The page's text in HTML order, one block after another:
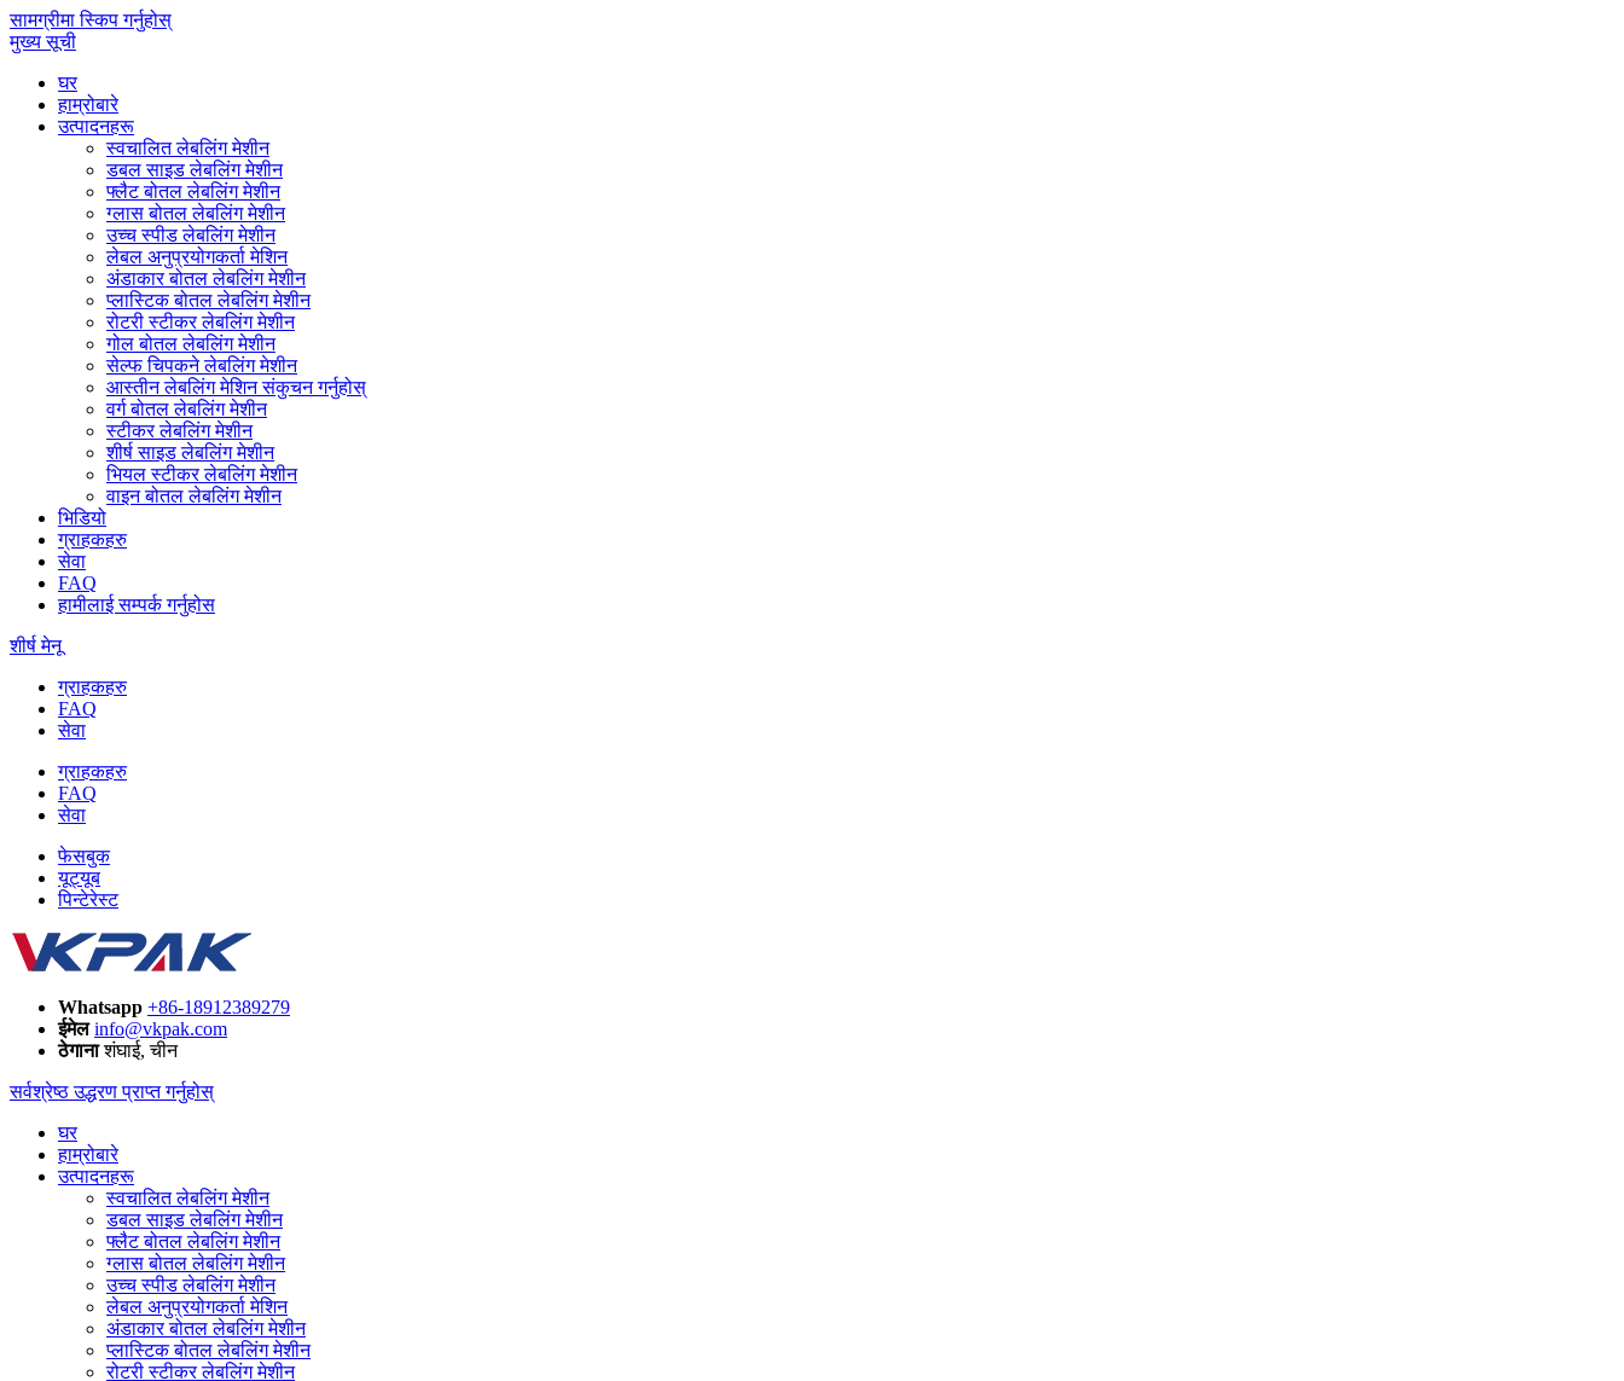
सामग्रीमा स्किप गर्नुहोस्
मुख्य सूची
घर
हाम्रोबारे
उत्पादनहरू
स्वचालित लेबलिंग मेशीन
डबल साइड लेबलिंग मेशीन
फ्लैट बोतल लेबलिंग मेशीन
ग्लास बोतल लेबलिंग मेशीन
उच्च स्पीड लेबलिंग मेशीन
लेबल अनुप्रयोगकर्ता मेशिन
अंडाकार बोतल लेबलिंग मेशीन
प्लास्टिक बोतल लेबलिंग मेशीन
रोटरी स्टीकर लेबलिंग मेशीन
गोल बोतल लेबलिंग मेशीन
सेल्फ चिपकने लेबलिंग मेशीन
आस्तीन लेबलिंग मेशिन संकुचन गर्नुहोस्
वर्ग बोतल लेबलिंग मेशीन
स्टीकर लेबलिंग मेशीन
शीर्ष साइड लेबलिंग मेशीन
भियल स्टीकर लेबलिंग मेशीन
वाइन बोतल लेबलिंग मेशीन
भिडियो
ग्राहकहरु
सेवा
FAQ
हामीलाई सम्पर्क गर्नुहोस
शीर्ष मेनू
ग्राहकहरु
FAQ
सेवा
ग्राहकहरु
FAQ
सेवा
फेसबुक
यूट्यूब
पिन्टेरेस्ट
Whatsapp +86-18912389279
ईमेल info@vkpak.com
ठेगानाशंघाई, चीन
सर्वश्रेष्ठ उद्धरण प्राप्त गर्नुहोस्
घर
हाम्रोबारे
उत्पादनहरू
स्वचालित लेबलिंग मेशीन
डबल साइड लेबलिंग मेशीन
फ्लैट बोतल लेबलिंग मेशीन
ग्लास बोतल लेबलिंग मेशीन
उच्च स्पीड लेबलिंग मेशीन
लेबल अनुप्रयोगकर्ता मेशिन
अंडाकार बोतल लेबलिंग मेशीन
प्लास्टिक बोतल लेबलिंग मेशीन
रोटरी स्टीकर लेबलिंग मेशीन